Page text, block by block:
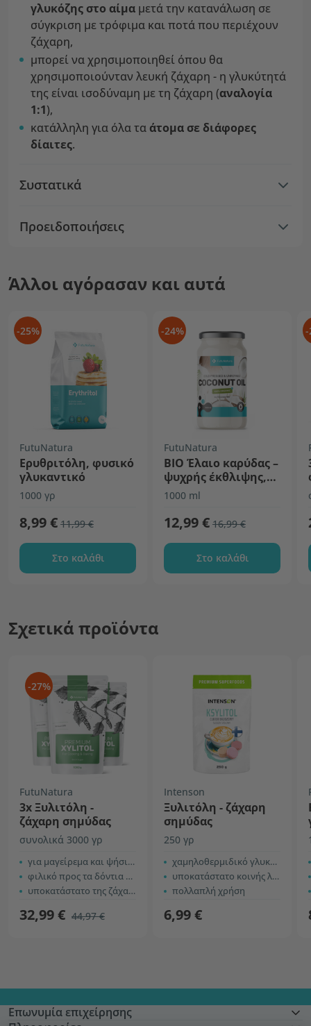
γλυκόζης στο αίμα μετά την κατανάλωση σε
σύγκριση με τρόφιμα και ποτά που περιέχουν
ζάχαρη,
μπορεί να χρησιμοποιηθεί όπου θα
χρησιμοποιούνταν λευκή ζάχαρη - η γλυκύτητά
της είναι ισοδύναμη με τη ζάχαρη (αναλογία
1:1),
κατάλληλη για όλα τα άτομα σε διάφορες
δίαιτες.
Συστατικά
Προειδοποιήσεις
Άλλοι αγόρασαν και αυτά
-25%
FutuNatura
Ερυθριτόλη, φυσικό
γλυκαντικό
1000 γρ
8,99 € 11,99 €
Στο καλάθι
-24%
FutuNatura
BIO Έλαιο καρύδας –
ψυχρής έκθλιψης,
ανεπεξέργαστο
1000 ml
12,99 € 16,99 €
Στο καλάθι
-
Σχετικά προϊόντα
-27%
FutuNatura
3x Ξυλιτόλη -
ζάχαρη σημύδας
συνολικά 3000 γρ
για μαγείρεμα και ψήσιμο
φιλικό προς τα δόντια + το σάκχαρο του αίματος
υποκατάστατο της ζάχαρης
32,99 € 44,97 €
Intenson
Ξυλιτόλη - ζάχαρη
σημύδας
250 γρ
χαμηλοθερμιδικό γλυκαντικό
υποκατάστατο κοινής λευκής ζάχαρης
πολλαπλή χρήση
6,99 €
Επωνυμία επιχείρησης